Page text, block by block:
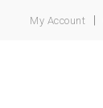
My Account